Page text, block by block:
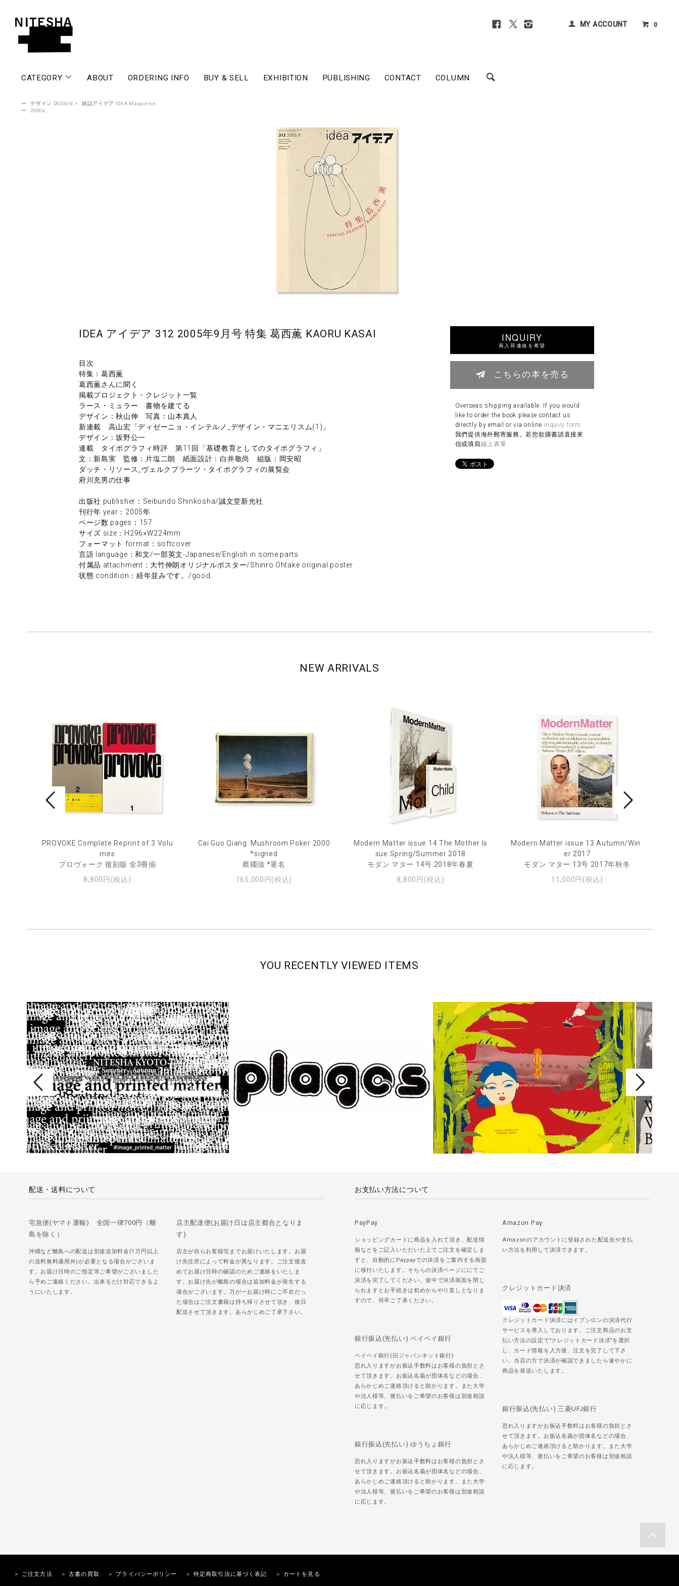
MY ACCOUNT 0
CATEGORY ABOUT ORDERING INFO BUY & SELL EXHIBITION PUBLISHING CONTACT COLUMN
ー デザイン DESIGN >
雑誌アイデア IDEA Magazine
ー
2000s
IDEA アイデア 312 2005年9月号 特集 葛西薫 KAORU KASAI
目次
特集：葛西薫
葛西薫さんに聞く
掲載プロジェクト・クレジット一覧
ラース・ミュラー 書物を建てる
デザイン：秋山伸 写真：山本真人
新連載 高山宏「ディゼーニョ・インテルノ_デザイン・マニエリスム(1)」
デザイン：坂野公一
連載 タイポグラフィ時評 第11回「基礎教育としてのタイポグラフィ」
文：新島実 監修：片塩二朗 紙面設計：白井敬尚 組版：岡安昭
ダッチ・リソース_ヴェルクプラーツ・タイポグラフィの展覧会
府川充男の仕事
出版社 publisher：Seibundo Shinkosha/誠文堂新光社
刊行年 year：2005年
ページ数 pages：157
サイズ size：H296×W224mm
フォーマット format：softcover
言語 language：和文/一部英文-Japanese/English in some parts
付属品 attachment：大竹伸朗オリジナルポスター/Shinro Ohtake original poster
状態 condition：経年並みです。/good.
INQUIRY
再入荷連絡を希望
こちらの本を売る
Overseas shipping available. If you would
like to order the book please contact us
directly by email or via online inquiry form .
我們提供海外郵寄服務。若您欲購書請直接來
信或填寫線上表單
NEW ARRIVALS
PROVOKE Complete Reprint of 3 Volu
mes
プロヴォーク 復刻版 全3冊揃
8,800円(税込)
Cai Guo Qiang: Mushroom Poker 2000
*signed
蔡國強 *署名
165,000円(税込)
Modern Matter issue 14 The Mother Is
sue Spring/Summer 2018
モダン マター 14号 2018年春夏
8,800円(税込)
Modern Matter issue 13 Autumn/Wint
er 2017
モダン マター 13号 2017年秋冬
11,000円(税込)
YOU RECENTLY VIEWED ITEMS
配送・送料について
宅急便(ヤマト運輸) 全国一律700円（離
島を除く）
沖縄など離島への配送は別途追加料金(1万円以上
の送料無料適用外)が必要となる場合がございま
す。お届け日時のご指定等ご希望がございました
ら予めご連絡ください。出来るだけ対応できるよ
うにいたします。
店主配達便(お届け日は店主都合となりま
す)
店主が自らお客様宅までお届けいたします。お届
け先住所によって料金が異なります。ご注文後改
めてお届け日時の確認のためご連絡をいたしま
す。お届け先が離島の場合は追加料金が発生する
場合がございます。万が一お届け時にご不在だっ
た場合はご注文書籍は持ち帰りさせて頂き、後日
配送させて頂きます。あらかじめご了承下さい。
お支払い方法について
PayPay
ショッピングカードに商品を入れて頂き、配送情
報などをご記入いただいた上でご注文を確定しま
すと、自動的にPaypayでの決済をご案内する画面
に移行いたします。そちらの決済ページににてご
決済を完了してください。途中で決済画面を閉じ
られますとお手続きは初めからやり直しとなりま
すので、何卒ご了承ください。
Amazon Pay
Amazonのアカウントに登録された配送先や支払
い方法を利用して決済できます。
クレジットカード決済
クレジットカード決済にはイプシロンの決済代行
サービスを導入しております。ご注文商品のお支
払い方法の設定で"クレジットカード決済"を選択
し、カード情報を入力後、注文を完了して下さ
い。当店の方で決済が確認できましたら速やかに
商品を発送いたします。
銀行振込(先払い) ペイペイ銀行
ペイペイ銀行(旧ジャパンネット銀行)
恐れ入りますがお振込手数料はお客様の負担とさ
せて頂きます。お振込名義が団体名などの場合、
あらかじめご連絡頂けると助かります。また大学
や法人様等、後払いをご希望のお客様は別途相談
に応じます。
銀行振込(先払い) 三菱UFJ銀行
恐れ入りますがお振込手数料はお客様の負担とさ
せて頂きます。お振込名義が団体名などの場合、
あらかじめご連絡頂けると助かります。また大学
や法人様等、後払いをご希望のお客様は別途相談
に応じます。
銀行振込(先払い) ゆうちょ銀行
恐れ入りますがお振込手数料はお客様の負担とさ
せて頂きます。お振込名義が団体名などの場合、
あらかじめご連絡頂けると助かります。また大学
や法人様等、後払いをご希望のお客様は別途相談
に応じます。
＞ ご注文方法 ＞ 古書の買取 ＞ プライバシーポリシー ＞ 特定商取引法に基づく表記 ＞ カートを見る